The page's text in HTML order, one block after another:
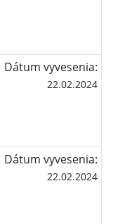
Dátum vyvesenia:
22.02.2024
Dátum vyvesenia:
22.02.2024